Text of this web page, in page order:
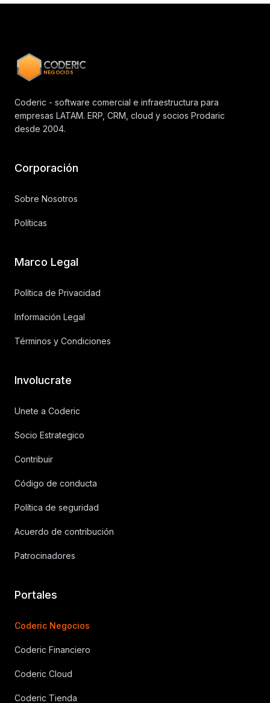
CODERIC
NEGOCIOS
Coderic - software comercial e infraestructura para
empresas LATAM. ERP, CRM, cloud y socios Prodaric
desde 2004.
Corporación
Sobre Nosotros
Políticas
Marco Legal
Política de Privacidad
Información Legal
Términos y Condiciones
Involucrate
Unete a Coderic
Socio Estrategico
Contribuir
Código de conducta
Política de seguridad
Acuerdo de contribución
Patrocinadores
Portales
Coderic Negocios
Coderic Financiero
Coderic Cloud
Coderic Tienda